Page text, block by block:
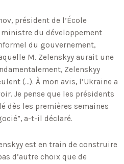
président de l’École
ministre du développement
du gouvernement,
M. Zelenskyy aurait une
Zelenskyy
(…). À mon avis, l’Ukraine a
Je pense que les présidents
dès les premières semaines
a-t-il déclaré.
est en train de construire
d’autre choix que de